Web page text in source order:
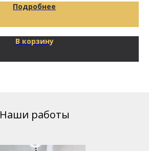
Подробнее
В корзину
Наши работы